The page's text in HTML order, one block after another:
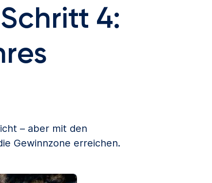
4:
– aber mit den
Gewinnzone erreichen.